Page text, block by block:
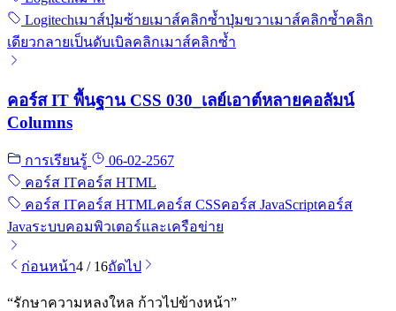
Logitechเมาส์ปุ่มซ้ายเมาส์คลิกซ้ำปุ่มขวาเมาส์คลิกซ้ำคลิก
เดียวกลายเป็นดับเบิลคลิกเมาส์คลิกซ้ำ
คอร์ส IT พื้นฐาน CSS 030_เลย์เอาต์หลายคอลัมน์
Columns
การเรียนรู้
06-02-2567
คอร์ส ITคอร์ส HTML
คอร์ส ITคอร์ส HTMLคอร์ส CSSคอร์ส JavaScriptคอร์ส
Javaระบบคอมพิวเตอร์และเครือข่าย
ก่อนหน้า4 / 16ถัดไป
“รักษาความหลงใหล ก้าวไปข้างหน้า”